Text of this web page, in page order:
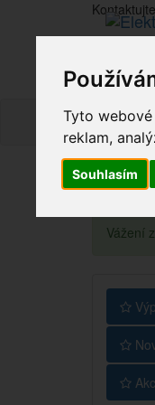
Tyto
reklam,
Souhlasím
Vážení